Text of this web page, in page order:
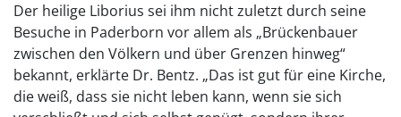
Der heilige Liborius sei ihm nicht zuletzt durch seine
Besuche in Paderborn vor allem als „Brückenbauer
zwischen den Völkern und über Grenzen hinweg“
bekannt, erklärte Dr. Bentz. „Das ist gut für eine Kirche,
die weiß, dass sie nicht leben kann, wenn sie sich